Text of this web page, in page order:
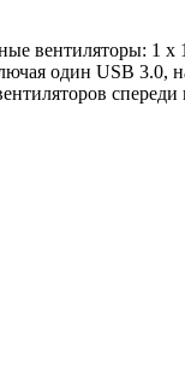
вентиляторы: 1
один USB
спереди